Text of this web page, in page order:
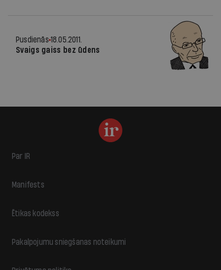
Pusdienās 18.05.2011.
Svaigs gaiss bez ūdens
Par IR
Manifests
Ētikas kodekss
Pakalpojumu sniegšanas noteikumi